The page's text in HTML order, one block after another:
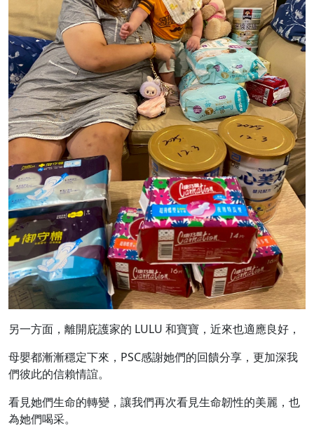
另一方面，離開庇護家的 LULU 和寶寶，近來也適應良好，
母嬰都漸漸穩定下來，PSC感謝她們的回饋分享，更加深我
們彼此的信賴情誼。
看見她們生命的轉變，讓我們再次看見生命韌性的美麗，也
為她們喝采。